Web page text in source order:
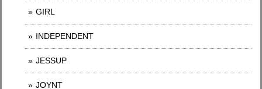
GIRL
INDEPENDENT
JESSUP
JOYNT